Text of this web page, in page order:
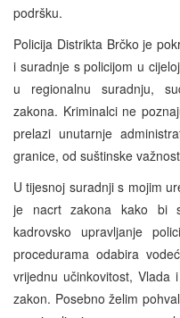
podršku.
Policija Distrikta Brčko je
i suradnje s policijom u
u regionalnu suradnju,
zakona. Kriminalci ne
prelazi unutarnje
granice, od suštinske
U tijesnoj suradnji s mojim
je nacrt zakona kako bi
kadrovsko upravljanje
procedurama odabira
vrijednu učinkovitost,
zakon. Posebno želim